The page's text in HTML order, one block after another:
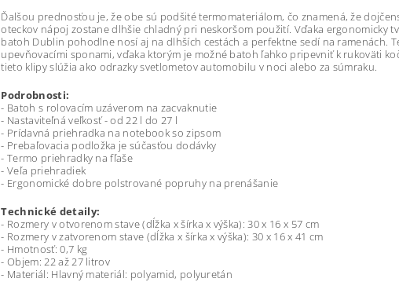
Ďalšou prednosťou je, že obe sú podšité termomateriálom, čo znamená, že
oteckov nápoj zostane dlhšie chladný pri neskoršom použití. Vďaka ergonomicky
batoh Dublin pohodlne nosí aj na dlhších cestách a perfektne sedí na ramenách.
upevňovacími sponami, vďaka ktorým je možné batoh ľahko pripevniť k rukoväti
tieto klipy slúžia ako odrazky svetlometov automobilu v noci alebo za súmraku.
Podrobnosti:
- Batoh s rolovacím uzáverom na zacvaknutie
- Nastaviteľná veľkosť - od 22 l do 27 l
- Prídavná priehradka na notebook so zipsom
- Prebaľovacia podložka je súčasťou dodávky
- Termo priehradky na fľaše
- Veľa priehradiek
- Ergonomické dobre polstrované popruhy na prenášanie
Technické detaily:
- Rozmery v otvorenom stave (dĺžka x šírka x výška): 30 x 16 x 57 cm
- Rozmery v zatvorenom stave (dĺžka x šírka x výška): 30 x 16 x 41 cm
- Hmotnosť: 0,7 kg
- Objem: 22 až 27 litrov
- Materiál: Hlavný materiál: polyamid, polyuretán